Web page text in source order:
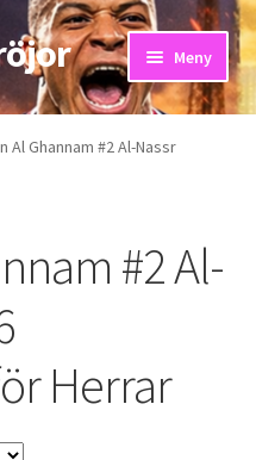
Meny
Ghannam #2 Al-Nassr
#2 Al-
Herrar